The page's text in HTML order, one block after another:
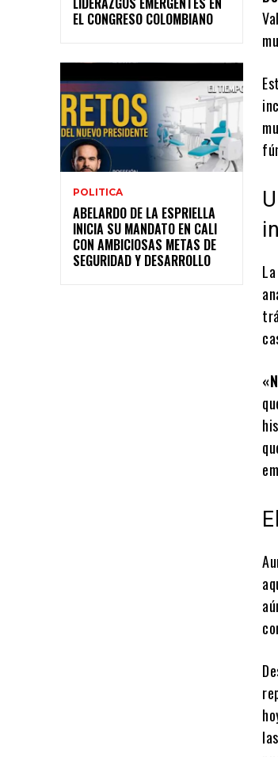
EL CONGRESO COLOMBIANO
POLITICA
ABELARDO DE LA ESPRIELLA
INICIA SU MANDATO EN CALI
CON AMBICIOSAS METAS DE
SEGURIDAD Y DESARROLLO